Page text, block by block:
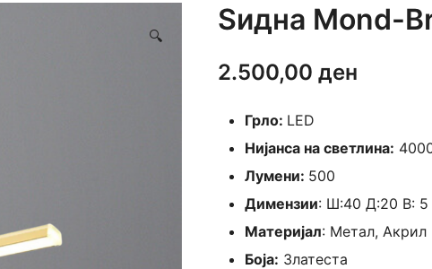
🔍 Ѕидна Mond-
2.500,00 ден
Грло: LED
Нијанса на светлина:
Лумени: 500
Димензии: Ш:40 Д:20 В: 5
Материјал: Метал, Акрил
Боја: Златеста